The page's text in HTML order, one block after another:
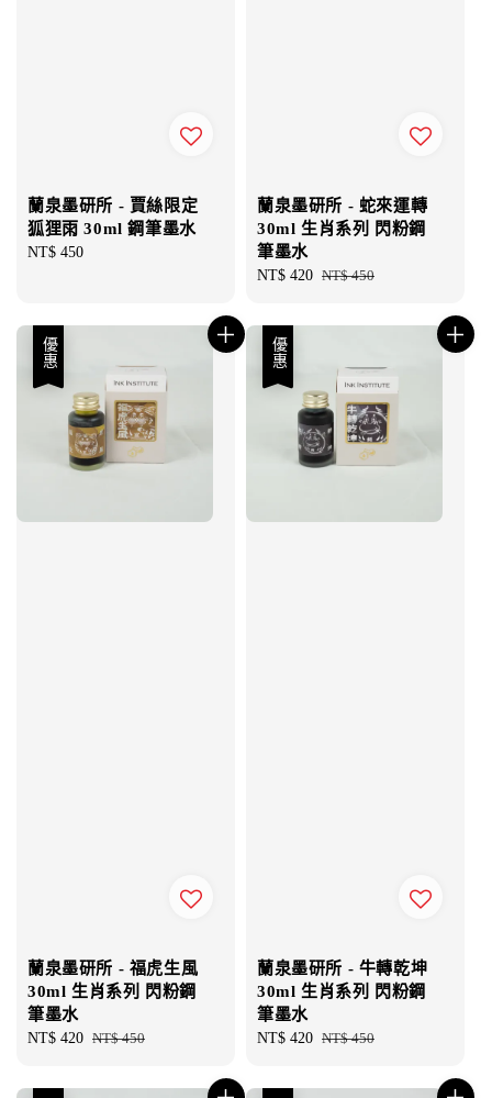
蘭泉墨研所 - 賈絲限定
狐狸雨 30ml 鋼筆墨水
Regular
NT$ 450
蘭泉墨研所 - 蛇來運轉
30ml 生肖系列 閃粉鋼
筆墨水
Sale
NT$ 420 Regular
NT$ 450
優惠
蘭泉墨研所 - 福虎生風
30ml 生肖系列 閃粉鋼
筆墨水
Sale
NT$ 420 Regular
NT$ 450
優惠
蘭泉墨研所 - 牛轉乾坤
30ml 生肖系列 閃粉鋼
筆墨水
Sale
NT$ 420 Regular
NT$ 450